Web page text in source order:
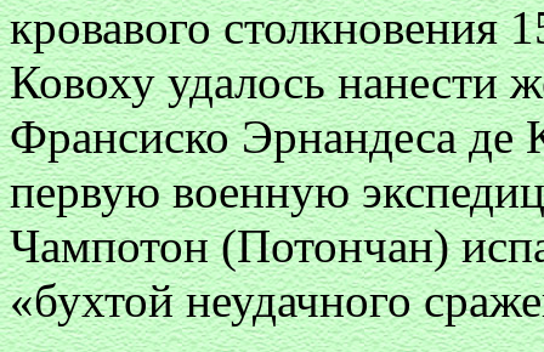
кровавого столкновения
Ковоху удалось нанести
Франсиско Эрнандеса де
первую военную
Чампотон (Потончан)
«бухтой неудачного